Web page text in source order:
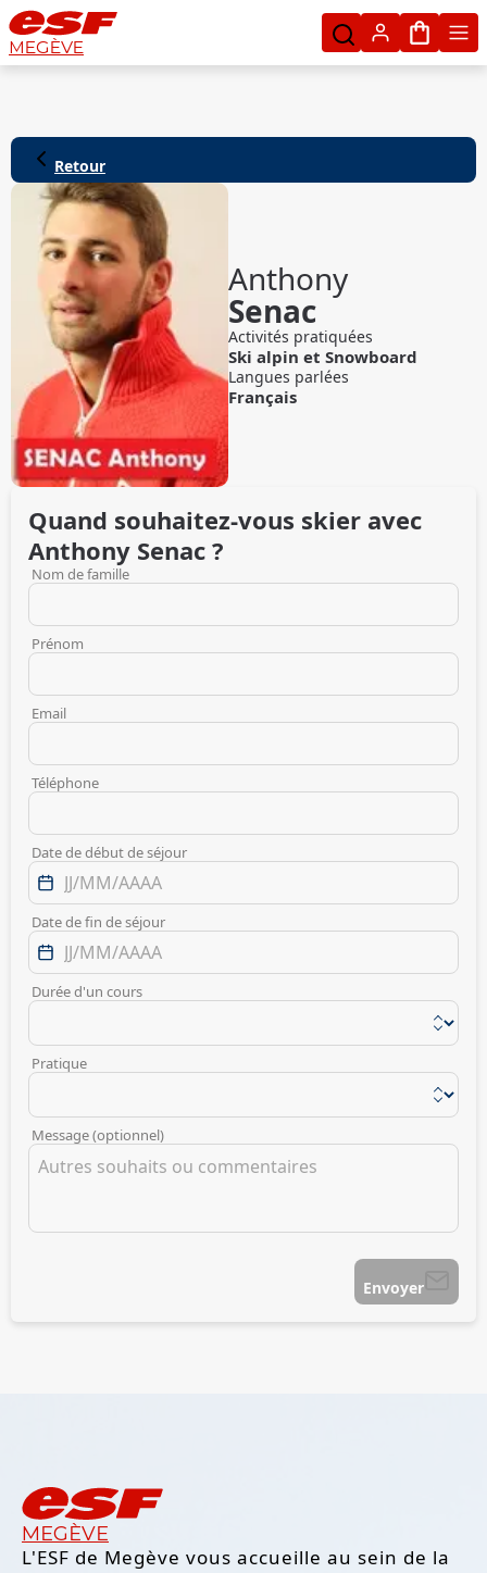
MEGÈVE Mon
Retour
Anthony
Senac
Activités pratiquées
Ski alpin et Snowboard
Langues parlées
Français
Quand souhaitez-vous skier avec
Anthony Senac ?
Nom de famille
Prénom
Email
Téléphone
Date de début de séjour
Date de fin de séjour
Durée d'un cours
Pratique
Message (optionnel)
Envoyer
MEGÈVE
L'ESF de Megève vous accueille au sein de la